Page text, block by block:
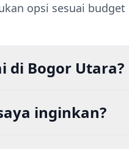
opsi sesuai budget
di Bogor Utara?
inginkan?